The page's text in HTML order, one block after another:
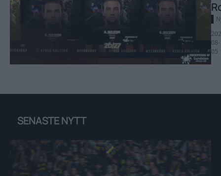
08-
05
SENASTE NYTT
Vi har passerat 11.000 sålda Publicerad 2026-08-07